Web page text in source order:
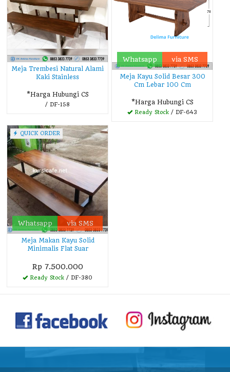
Meja Trembesi Natural Alami
Kaki Stainless
*Harga Hubungi CS
/ DF-158
Whatsapp via SMS
Meja Kayu Solid Besar 300
Cm Lebar 100 Cm
*Harga Hubungi CS
Ready Stock / DF-643
QUICK ORDER
Whatsapp via SMS
Meja Makan Kayu Solid
Minimalis Flat Suar
Rp 7.500.000
Ready Stock / DF-380